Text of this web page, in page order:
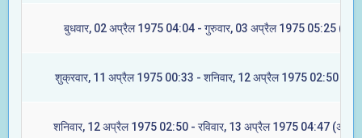
बुधवार, 02 अप्रैल 1975 04:04 - गुरुवार, 03 अप्रैल 1975 05:25 (मूल)
शुक्रवार, 11 अप्रैल 1975 00:33 - शनिवार, 12 अप्रैल 1975 02:50
शनिवार, 12 अप्रैल 1975 02:50 - रविवार, 13 अप्रैल 1975 04:47